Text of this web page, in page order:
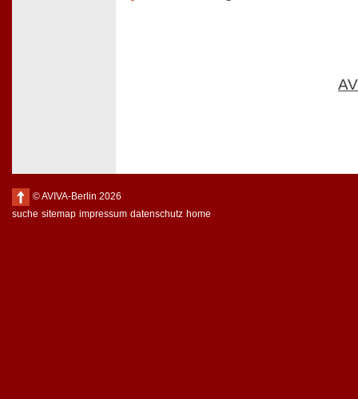
© AVIVA-Berlin 2026
suche sitemap impressum datenschutz home